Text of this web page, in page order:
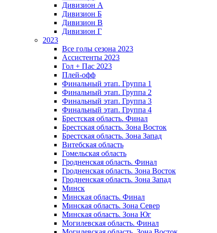
Дивизион A
Дивизион Б
Дивизион В
Дивизион Г
2023
Все голы сезона 2023
Ассистенты 2023
Гол + Пас 2023
Плей-офф
Финальный этап. Группа 1
Финальный этап. Группа 2
Финальный этап. Группа 3
Финальный этап. Группа 4
Брестская область. Финал
Брестская область. Зона Восток
Брестская область. Зона Запад
Витебская область
Гомельская область
Гродненская область. Финал
Гродненская область. Зона Восток
Гродненская область. Зона Запад
Минск
Минская область. Финал
Минская область. Зона Север
Минская область. Зона Юг
Могилевская область. Финал